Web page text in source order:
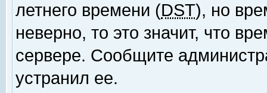
летнего времени (DST), но
неверно, то это значит, что
сервере. Сообщите
устранил ее.